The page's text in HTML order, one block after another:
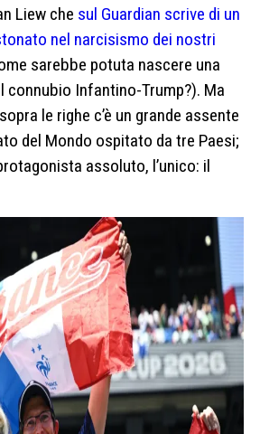
Liew che sul Guardian scrive di un
nel narcisismo dei nostri
sarebbe potuta nascere una
connubio Infantino-Trump?). Ma
le righe c’è un grande assente
del Mondo ospitato da tre Paesi;
assoluto, l’unico: il